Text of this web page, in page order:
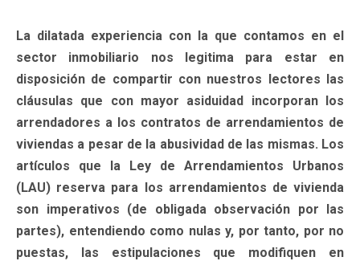
La dilatada experiencia con la que contamos en el
sector inmobiliario nos legitima para estar en
disposición de compartir con nuestros lectores las
cláusulas que con mayor asiduidad incorporan los
arrendadores a los contratos de arrendamientos de
viviendas a pesar de la abusividad de las mismas. Los
artículos que la Ley de Arrendamientos Urbanos
(LAU) reserva para los arrendamientos de vivienda
son imperativos (de obligada observación por las
partes), entendiendo como nulas y, por tanto, por no
puestas, las estipulaciones que modifiquen en